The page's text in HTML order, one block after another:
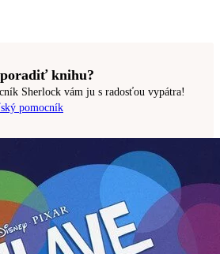
knihu?
Sherlock vám ju s radosťou vypátra!
pomocník